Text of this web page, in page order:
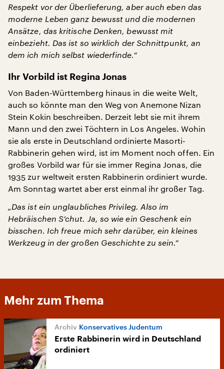
Respekt vor der Überlieferung, aber auch eben das
moderne Leben ganz bewusst und die modernen
Ansätze, das kritische Denken, bewusst mit
einbezieht. Das ist so wirklich der Schnittpunkt, an
dem ich mich selbst wiederfinde.“
Ihr Vorbild ist Regina Jonas
Von Baden-Württemberg hinaus in die weite Welt,
auch so könnte man den Weg von Anemone Nizan
Stein Kokin beschreiben. Derzeit lebt sie mit ihrem
Mann und den zwei Töchtern in Los Angeles. Wohin
sie als erste in Deutschland ordinierte Masorti-
Rabbinerin gehen wird, ist im Moment noch offen. Ein
großes Vorbild war für sie immer Regina Jonas, die
1935 zur weltweit ersten Rabbinerin ordiniert wurde.
Am Sonntag wartet aber erst einmal ihr großer Tag.
„Das ist ein unglaubliches Privileg. Also im
Hebräischen S’chut. Ja, so wie ein Geschenk ein
bisschen. Ich freue mich sehr darüber, ein kleines
Werkzeug in der großen Geschichte zu sein.“
Mehr zum Thema
Konservatives Judentum
Erste Rabbinerin wird in Deutschland
ordiniert